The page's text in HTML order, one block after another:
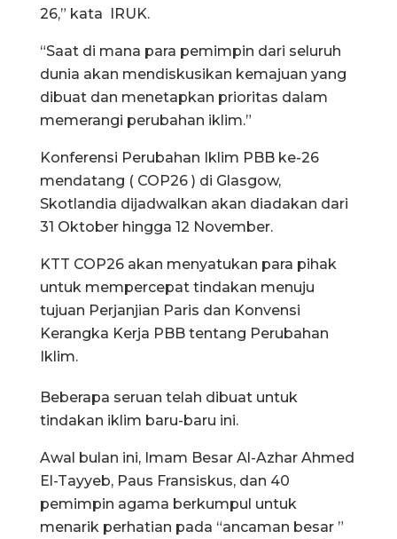
26,” kata IRUK.
“Saat di mana para pemimpin dari seluruh
dunia akan mendiskusikan kemajuan yang
dibuat dan menetapkan prioritas dalam
memerangi perubahan iklim.”
Konferensi Perubahan Iklim PBB ke-26
mendatang ( COP26 ) di Glasgow,
Skotlandia dijadwalkan akan diadakan dari
31 Oktober hingga 12 November.
KTT COP26 akan menyatukan para pihak
untuk mempercepat tindakan menuju
tujuan Perjanjian Paris dan Konvensi
Kerangka Kerja PBB tentang Perubahan
Iklim.
Beberapa seruan telah dibuat untuk
tindakan iklim baru-baru ini.
Awal bulan ini, Imam Besar Al-Azhar Ahmed
El-Tayyeb, Paus Fransiskus, dan 40
pemimpin agama berkumpul untuk
menarik perhatian pada “ancaman besar ”